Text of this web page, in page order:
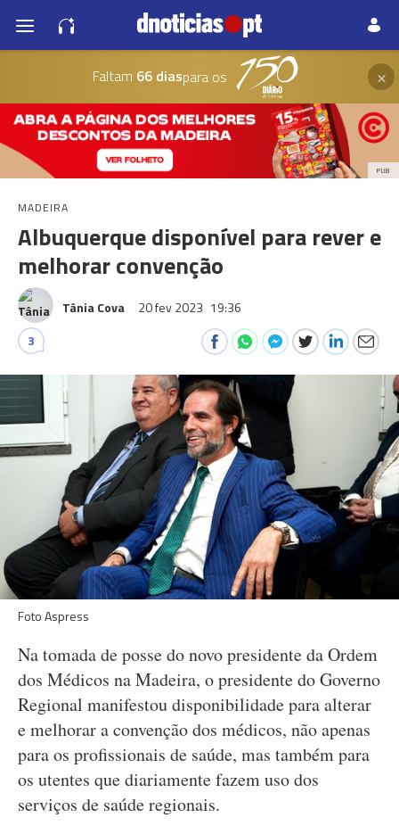
Faltam 66 diaspara os ×
PUB
MADEIRA
Albuquerque disponível para rever e
melhorar convenção
Tânia Cova 20 fev 2023 19:36
3
Foto Aspress
Na tomada de posse do novo presidente da Ordem
dos Médicos na Madeira, o presidente do Governo
Regional manifestou disponibilidade para alterar
e melhorar a convenção dos médicos, não apenas
para os profissionais de saúde, mas também para
os utentes que diariamente fazem uso dos
serviços de saúde regionais.